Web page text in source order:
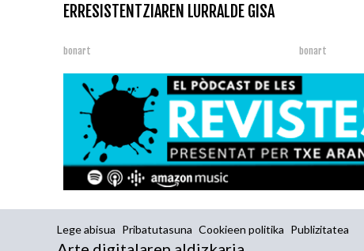
ERRESISTENTZIAREN LURRALDE GISA
bonart bonart
Lege abisua Pribatutasuna Cookieen politika Publizitatea